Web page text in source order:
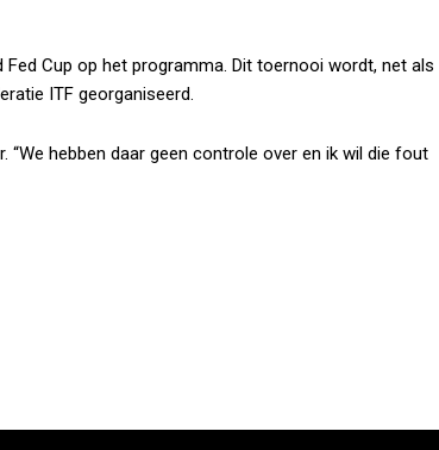
Cup op het programma. Dit toernooi wordt, net als
ITF georganiseerd.
“We hebben daar geen controle over en ik wil die fout